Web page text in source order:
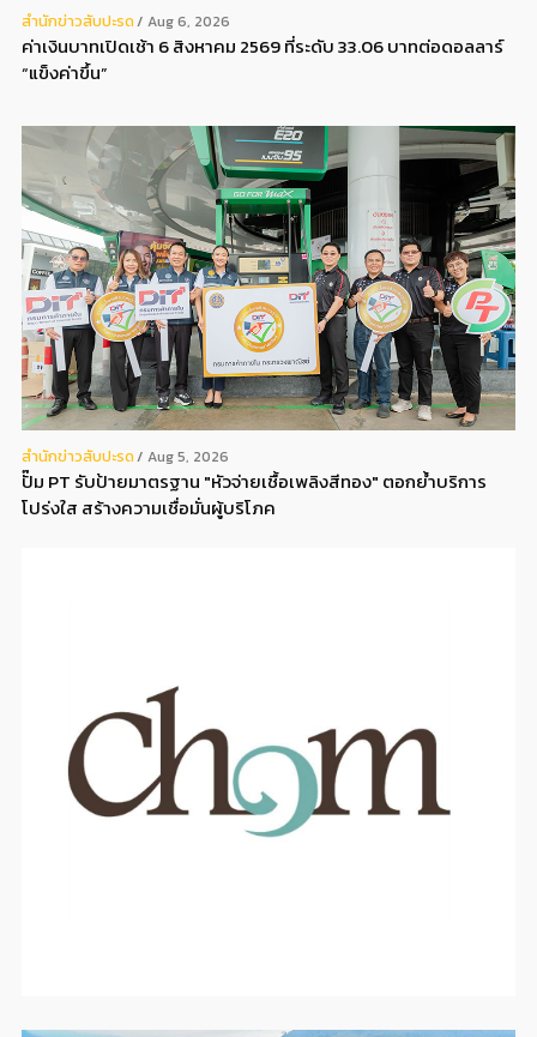
สํานักข่าวสับปะรด Aug 6, 2026
ค่าเงินบาทเปิดเช้า 6 สิงหาคม 2569 ที่ระดับ 33.06 บาทต่อดอลลาร์
“แข็งค่าขึ้น”
สํานักข่าวสับปะรด Aug 5, 2026
ปั๊ม PT รับป้ายมาตรฐาน "หัวจ่ายเชื้อเพลิงสีทอง" ตอกย้ำบริการ
โปร่งใส สร้างความเชื่อมั่นผู้บริโภค